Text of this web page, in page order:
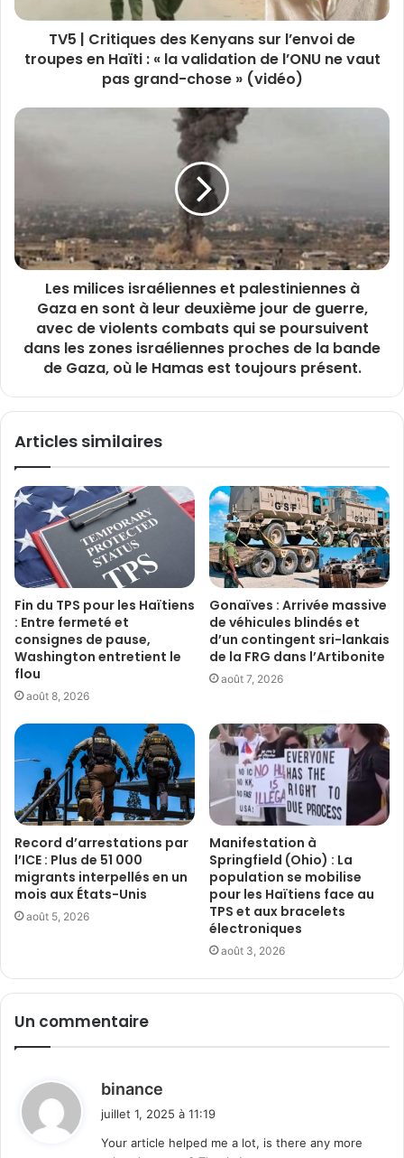
TV5 | Critiques des Kenyans sur l’envoi de
troupes en Haïti : « la validation de l’ONU ne vaut
pas grand-chose » (vidéo)
Les milices israéliennes et palestiniennes à
Gaza en sont à leur deuxième jour de guerre,
avec de violents combats qui se poursuivent
dans les zones israéliennes proches de la bande
de Gaza, où le Hamas est toujours présent.
Articles similaires
Fin du TPS pour les Haïtiens
: Entre fermeté et
consignes de pause,
Washington entretient le
flou
août 8, 2026
Gonaïves : Arrivée massive
de véhicules blindés et
d’un contingent sri-lankais
de la FRG dans l’Artibonite
août 7, 2026
Record d’arrestations par
l’ICE : Plus de 51 000
migrants interpellés en un
mois aux États-Unis
août 5, 2026
Manifestation à
Springfield (Ohio) : La
population se mobilise
pour les Haïtiens face au
TPS et aux bracelets
électroniques
août 3, 2026
Un commentaire
binance
juillet 1, 2025 à 11:19
Your article helped me a lot, is there any more